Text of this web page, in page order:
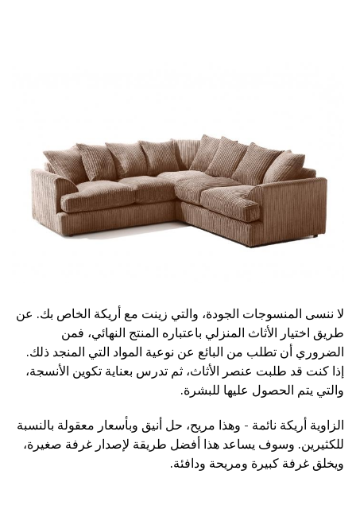
لا ننسى المنسوجات الجودة، والتي زينت مع أريكة الخاص بك. عن
طريق اختيار الأثاث المنزلي باعتباره المنتج النهائي، فمن
الضروري أن تطلب من البائع عن نوعية المواد التي المنجد ذلك.
إذا كنت قد طلبت عنصر الأثاث، ثم تدرس بعناية تكوين الأنسجة،
والتي يتم الحصول عليها للبشرة.
الزاوية أريكة نائمة - وهذا مريح، حل أنيق وبأسعار معقولة بالنسبة
للكثيرين. وسوف يساعد هذا أفضل طريقة لإصدار غرفة صغيرة،
ويخلق غرفة كبيرة ومريحة ودافئة.